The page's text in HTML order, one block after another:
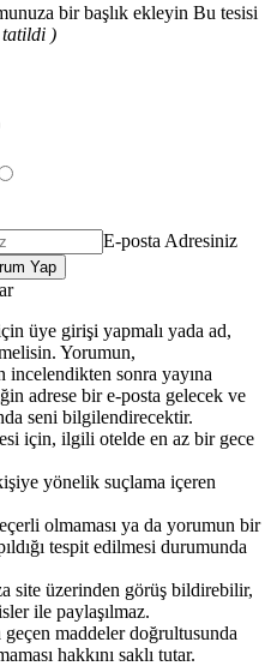
bir başlık ekleyin Bu tesisi
)
E-posta Adresiniz
Yap
üye girişi yapmalı yada ad,
Yorumun,
incelendikten sonra yayına
adrese bir e-posta gelecek ve
seni bilgilendirecektir.
için, ilgili otelde en az bir gece
yönelik suçlama içeren
olmaması ya da yorumun bir
tespit edilmesi durumunda
site üzerinden görüş bildirebilir,
ile paylaşılmaz.
maddeler doğrultusunda
hakkını saklı tutar.